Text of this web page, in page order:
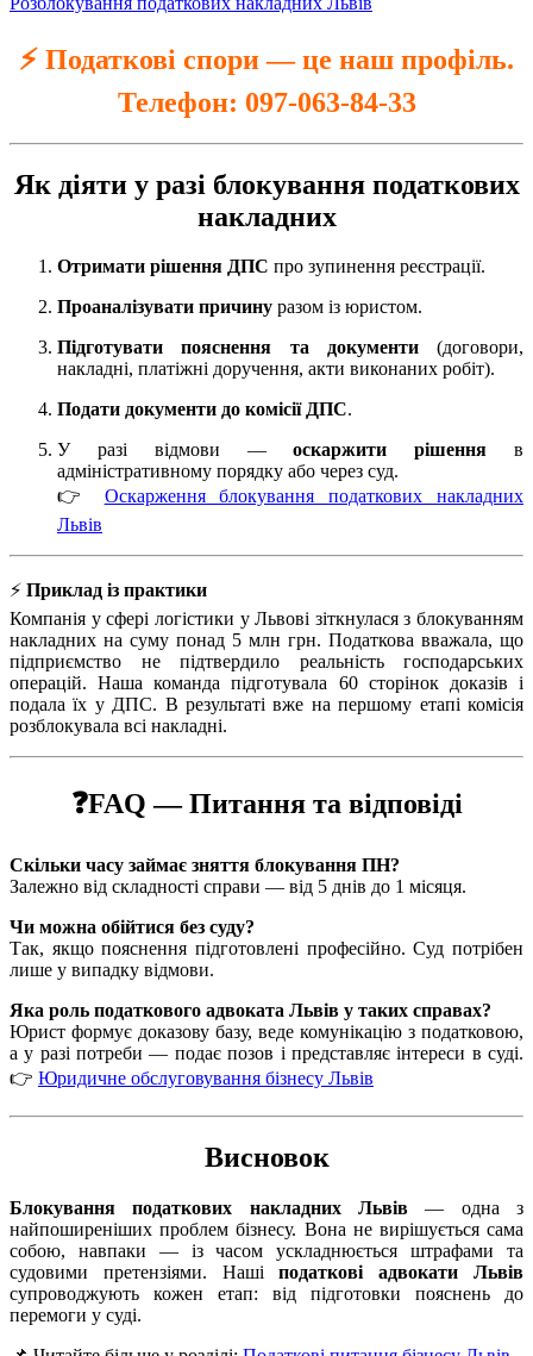
⚡ Податкові спори — це наш профіль.
Телефон: 097-063-84-33
Як діяти у разі блокування податкових
накладних
Отримати рішення ДПС про зупинення реєстрації.
Проаналізувати причину разом із юристом.
Підготувати пояснення та документи(договори,
накладні, платіжні доручення, акти виконаних робіт).
Подати документи до комісії ДПС.
У разі відмови —оскаржити рішення в
адміністративному порядку або через суд.
👉 Оскарження блокування податкових накладних
Львів
⚡ Приклад із практики
Компанія у сфері логістики у Львові зіткнулася з блокуванням
накладних на суму понад 5 млн грн. Податкова вважала, що
підприємство не підтвердило реальність господарських
операцій. Наша команда підготувала 60 сторінок доказів і
подала їх у ДПС. В результаті вже на першому етапі комісія
розблокувала всі накладні.
❓FAQ — Питання та відповіді
Скільки часу займає зняття блокування ПН?
Залежно від складності справи — від 5 днів до 1 місяця.
Чи можна обійтися без суду?
Так, якщо пояснення підготовлені професійно. Суд потрібен
лише у випадку відмови.
Яка роль податкового адвоката Львів у таких справах?
Юрист формує доказову базу, веде комунікацію з податковою,
а у разі потреби — подає позов і представляє інтереси в суді.
👉 Юридичне обслуговування бізнесу Львів
Висновок
Блокування податкових накладних Львів — одна з
найпоширеніших проблем бізнесу. Вона не вирішується сама
собою, навпаки — із часом ускладнюється штрафами та
судовими претензіями. Нашіподаткові адвокати Львів
супроводжують кожен етап: від підготовки пояснень до
перемоги у суді.